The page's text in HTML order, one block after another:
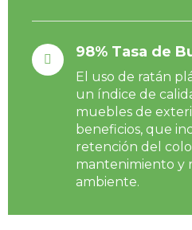
98% Tasa de
El uso de ratán
un índice de
muebles de
beneficios, que
retención del
mantenimiento y
ambiente.